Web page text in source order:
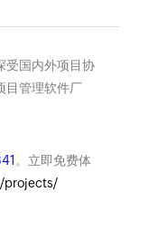
受国内外项目协
目管理软件厂
。立即免费体
projects/